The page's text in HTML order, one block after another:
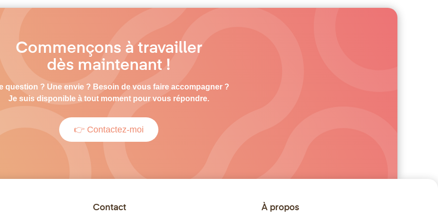
Commençons à travailler
dès maintenant !
question ? Une envie ? Besoin de vous faire accompagner ?
Je suis disponible à tout moment pour vous répondre.
👉 Contactez-moi
Contact À propos